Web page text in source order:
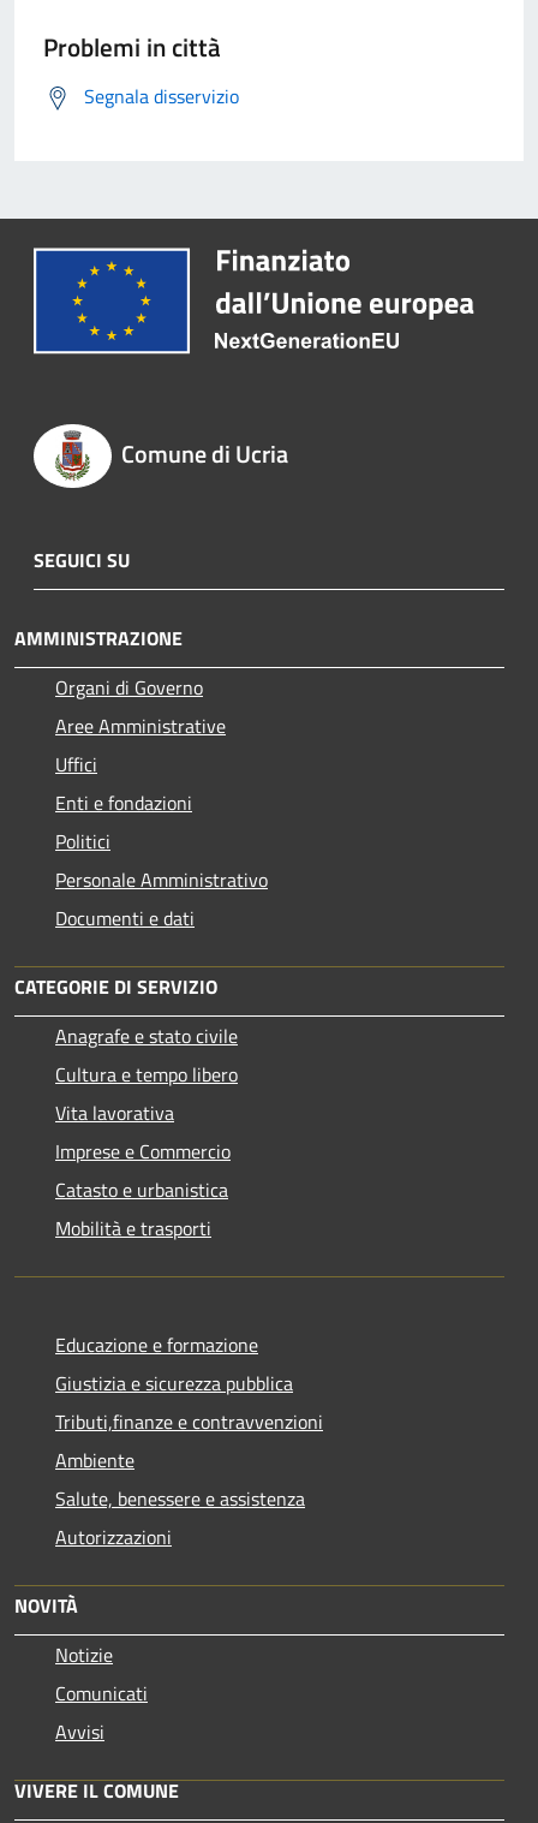
Problemi in città
Segnala disservizio
Comune di Ucria
SEGUICI SU
AMMINISTRAZIONE
Organi di Governo
Aree Amministrative
Uffici
Enti e fondazioni
Politici
Personale Amministrativo
Documenti e dati
CATEGORIE DI SERVIZIO
Anagrafe e stato civile
Cultura e tempo libero
Vita lavorativa
Imprese e Commercio
Catasto e urbanistica
Mobilità e trasporti
Educazione e formazione
Giustizia e sicurezza pubblica
Tributi,finanze e contravvenzioni
Ambiente
Salute, benessere e assistenza
Autorizzazioni
NOVITÀ
Notizie
Comunicati
Avvisi
VIVERE IL COMUNE